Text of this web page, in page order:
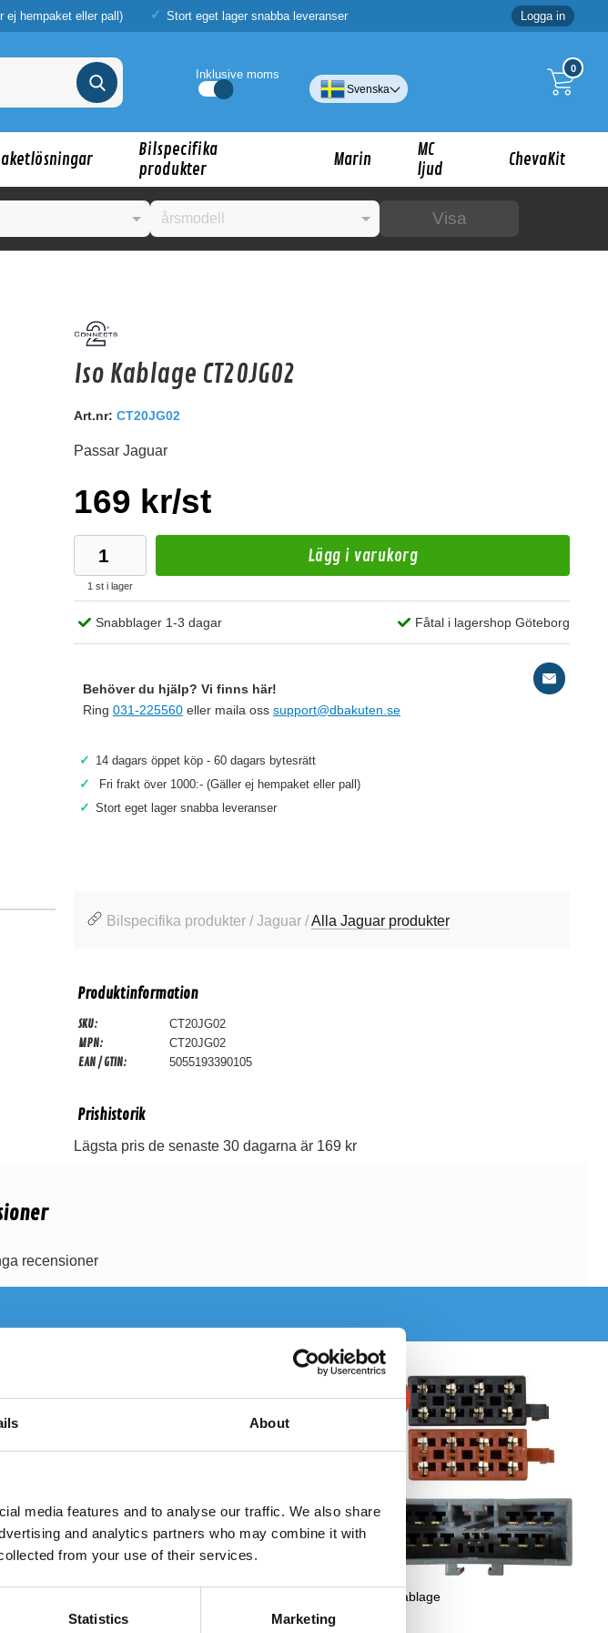
About
media features and to analyse our traffic. We also share
and analytics partners who may combine it with
from your use of their services.
Statistics Marketing
ej hempaket eller pall) Stort eget lager snabba leveranser Logga in
0
Inklusive moms
Svenska
Bilspecifika
produkter
Marin
MC
ljud
ChevaKit
Visa
kan intressera dig?
Iso Kablage CT20JG02
Art.nr: CT20JG02
Passar Jaguar
169 kr/st
1 st i lager
Lägg i varukorg
Snabblager 1-3 dagar Fåtal i lagershop Göteborg
Behöver du hjälp? Vi finns här!
Ring 031-225560 eller maila oss support@dbakuten.se
✓ 14 dagars öppet köp - 60 dagars bytesrätt
✓ Fri frakt över 1000:- (Gäller ej hempaket eller pall)
✓ Stort eget lager snabba leveranser
Bilspecifika produkter / Jaguar /Alla Jaguar produkter
Produktinformation
SKU: CT20JG02
MPN: CT20JG02
EAN / GTIN: 5055193390105
Prishistorik
Lägsta pris de senaste 30 dagarna är 169 kr
recensioner
-7% -2%
ISO Kablage